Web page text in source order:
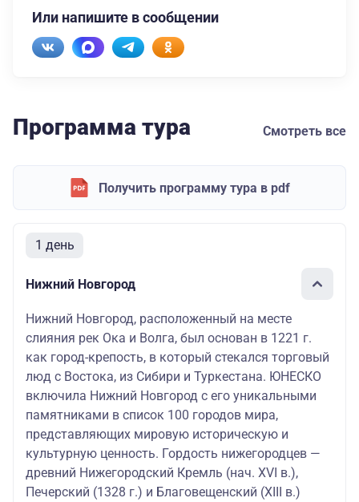
Или напишите в сообщении
Программа тура Смотреть все
Получить программу тура в pdf
1 день
Нижний Новгород
Нижний Новгород, расположенный на месте
слияния рек Ока и Волга, был основан в 1221 г.
как город-крепость, в который стекался торговый
люд с Востока, из Сибири и Туркестана. ЮНЕСКО
включила Нижний Новгород с его уникальными
памятниками в список 100 городов мира,
представляющих мировую историческую и
культурную ценность. Гордость нижегородцев —
древний Нижегородский Кремль (нач. XVI в.),
Печерский (1328 г.) и Благовещенский (XIII в.)